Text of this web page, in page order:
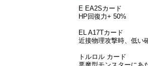
E EA2Sカード
HP回復力+ 50%
EL A17Tカード
近接物理攻撃時、低い
トルロル カード